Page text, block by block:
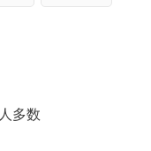
多数